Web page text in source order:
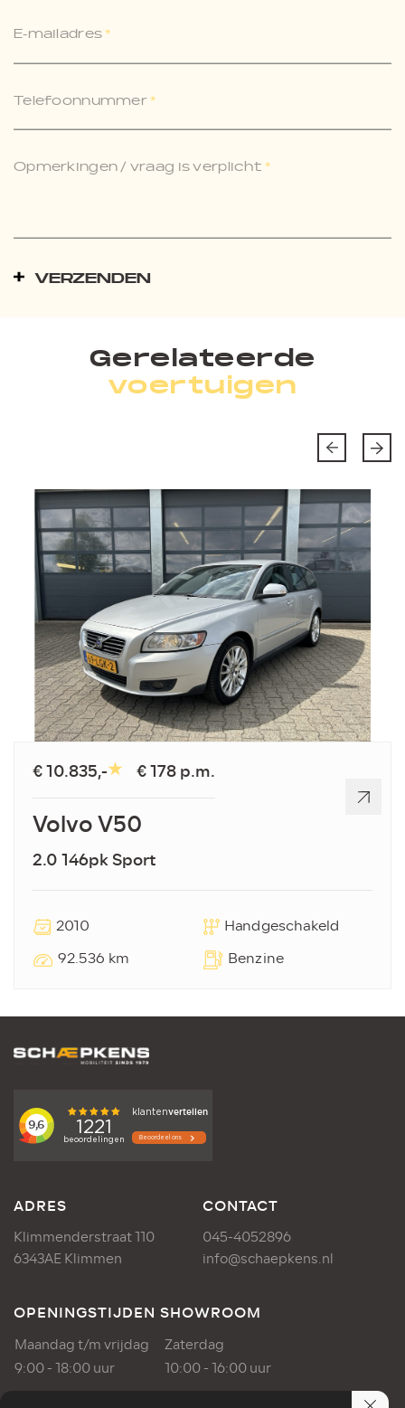
E-mailadres*
Telefoonnummer*
Opmerkingen / vraag is verplicht*
VERZENDEN
Gerelateerde
voertuigen
€ 10.835,- € 178 p.m.
Volvo V50
2.0 146pk Sport
2010
Handgeschakeld
92.536 km
Benzine
ADRES
Klimmenderstraat 110
6343AE Klimmen
CONTACT
045-4052896
info@schaepkens.nl
OPENINGSTIJDEN SHOWROOM
Maandag t/m vrijdag
Zaterdag
9:00 - 18:00 uur
10:00 - 16:00 uur